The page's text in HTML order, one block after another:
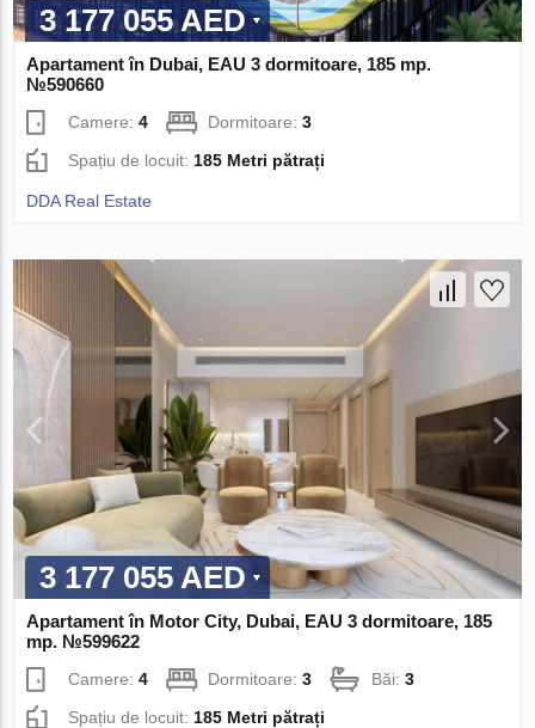
3 177 055 AED
Apartament în Dubai, EAU 3 dormitoare, 185 mp.
№590660
Camere:4 Dormitoare:3
Spațiu de locuit: 185 Metri pătrați
DDA Real Estate
3 177 055 AED
Apartament în Motor City, Dubai, EAU 3 dormitoare, 185
mp. №599622
Camere:4 Dormitoare:3 Băi:3
Spațiu de locuit: 185 Metri pătrați